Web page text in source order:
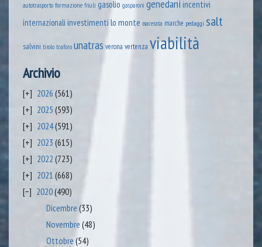
autotrasporto formazione friuli gasolio gasparoni genedani incentivi
internazionali investimenti lo monte macerata marche pedaggi salt
salvini tirolo traforo unatras verona vertenza viabilità
Archivio
2026 (561)
2025 (593)
2024(591)
2023 (615)
2022 (723)
2021 (668)
2020(490)
Dicembre (33)
Novembre (48)
Ottobre (54)